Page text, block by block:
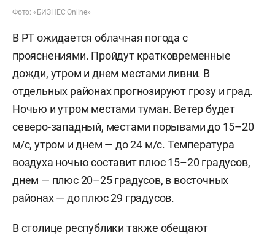
Фото: «БИЗНЕС Online»
В РТ ожидается облачная погода с
прояснениями. Пройдут кратковременные
дожди, утром и днем местами ливни. В
отдельных районах прогнозируют грозу и град.
Ночью и утром местами туман. Ветер будет
северо-западный, местами порывами до 15–20
м/c, утром и днем — до 24 м/с. Температура
воздуха ночью составит плюс 15–20 градусов,
днем — плюс 20–25 градусов, в восточных
районах — до плюс 29 градусов.
В столице республики также обещают